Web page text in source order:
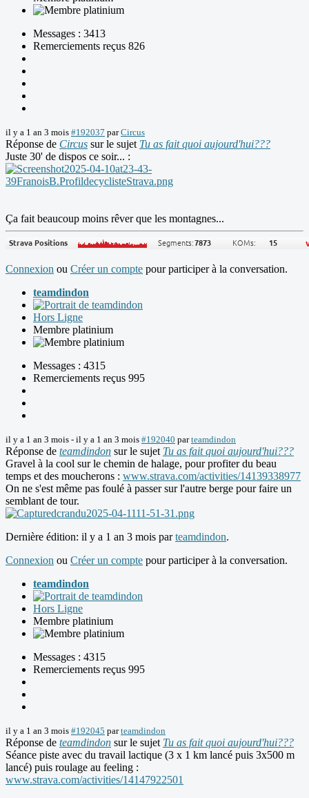
Messages : 3413
Remerciements reçus 826
il y a 1 an 3 mois #192037 parCircus
Réponse de Circus sur le sujet Tu as fait quoi aujourd'hui???
Juste 30' de dispos ce soir... :
Ça fait beaucoup moins rêver que les montagnes...
Connexion ou Créer un compte pour participer à la conversation.
teamdindon
Hors Ligne
Membre platinium
Messages : 4315
Remerciements reçus 995
il y a 1 an 3 mois - il y a 1 an 3 mois #192040 parteamdindon
Réponse de teamdindon sur le sujet Tu as fait quoi aujourd'hui???
Gravel à la cool sur le chemin de halage, pour profiter du beau
temps et des moucherons : www.strava.com/activities/14139338977
On ne s'est même pas foulé à passer sur l'autre berge pour faire un
semblant de tour.
Dernière édition: il y a 1 an 3 mois parteamdindon.
Connexion ou Créer un compte pour participer à la conversation.
teamdindon
Hors Ligne
Membre platinium
Messages : 4315
Remerciements reçus 995
il y a 1 an 3 mois #192045 parteamdindon
Réponse de teamdindon sur le sujet Tu as fait quoi aujourd'hui???
Séance piste avec du travail lactique (3 x 1 km lancé puis 3x500 m
lancé) puis roulage au feeling :
www.strava.com/activities/14147922501